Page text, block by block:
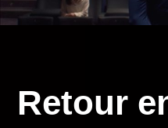
Retour